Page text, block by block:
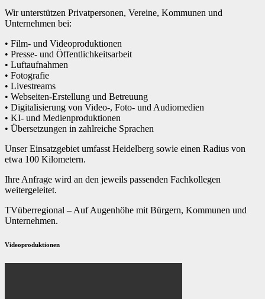
Wir unterstützen Privatpersonen, Vereine, Kommunen und
Unternehmen bei:
• Film- und Videoproduktionen
• Presse- und Öffentlichkeitsarbeit
• Luftaufnahmen
• Fotografie
• Livestreams
• Webseiten-Erstellung und Betreuung
• Digitalisierung von Video-, Foto- und Audiomedien
• KI- und Medienproduktionen
• Übersetzungen in zahlreiche Sprachen
Unser Einsatzgebiet umfasst Heidelberg sowie einen Radius von
etwa 100 Kilometern.
Ihre Anfrage wird an den jeweils passenden Fachkollegen
weitergeleitet.
TVüberregional – Auf Augenhöhe mit Bürgern, Kommunen und
Unternehmen.
Videoproduktionen